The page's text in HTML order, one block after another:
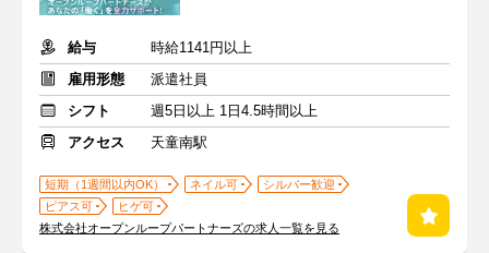
給与
時給1141円以上
雇用形態
派遣社員
シフト
週5日以上 1日4.5時間以上
アクセス
天童南駅
短期（1週間以内OK） ネイル可
シルバー歓迎
ピアス可
ヒゲ可
株式会社オープンループパートナーズの求人一覧を見る